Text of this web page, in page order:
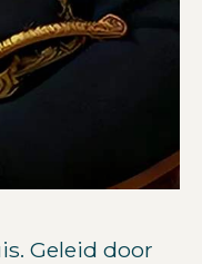
Geleid door